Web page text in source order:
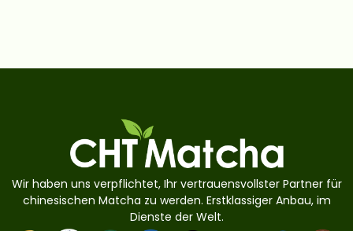
Wir haben uns verpflichtet, Ihr vertrauensvollster Partner für
chinesischen Matcha zu werden. Erstklassiger Anbau, im
Dienste der Welt.